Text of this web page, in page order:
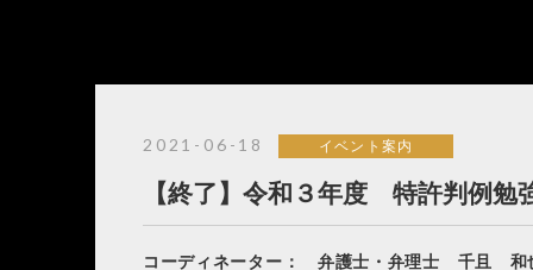
2021-06-18 イベント案内
【終了】令和３年度 特許判例
コーディネーター： 弁護士・弁理士 千且 和